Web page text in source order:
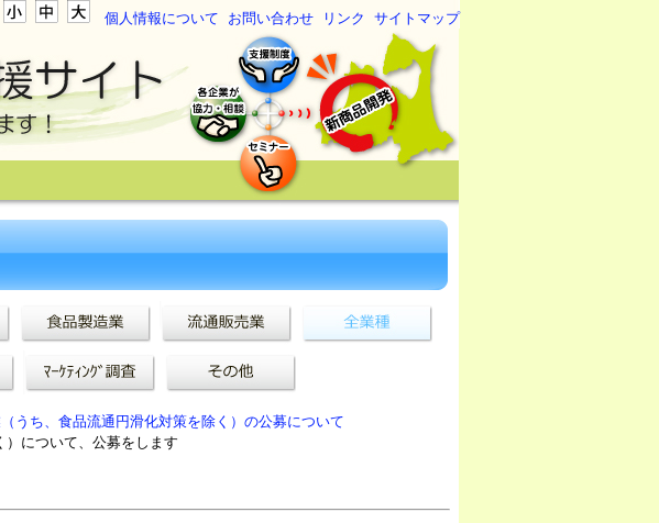
個人情報について お問い合わせ リンク サイトマップ
うち、食品流通円滑化対策を除く）の公募について
について、公募をします